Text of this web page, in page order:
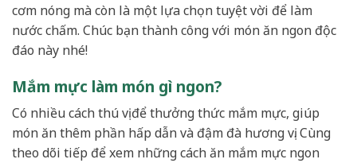
cơm nóng mà còn là một lựa chọn tuyệt vời để làm
nước chấm. Chúc bạn thành công với món ăn ngon độc
đáo này nhé!
Mắm mực làm món gì ngon?
Có nhiều cách thú vị để thưởng thức mắm mực, giúp
món ăn thêm phần hấp dẫn và đậm đà hương vị. Cùng
theo dõi tiếp để xem những cách ăn mắm mực ngon